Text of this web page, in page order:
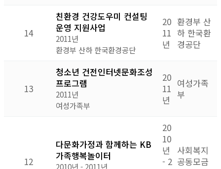
14
친환경 건강도우미 컨설팅
운영 지원사업
2011년
환경부 산하 한국환경공단
20
11
년
환경부 산
하 한국환
경공단
13
청소년 건전인터넷문화조성
프로그램
2011년
여성가족부
20
11
년
여성가족
부
12
다문화가정과 함께하는 KB
가족행복놀이터
2010년 - 2011년
20
10
년
- 2
사회복지
공동모금